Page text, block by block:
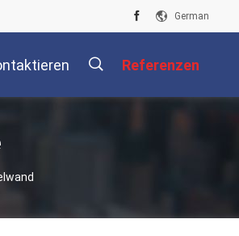
German
Referenzen